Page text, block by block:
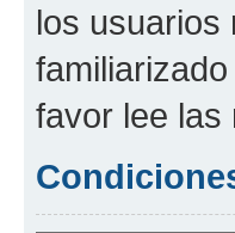
los usuarios
favor lee las